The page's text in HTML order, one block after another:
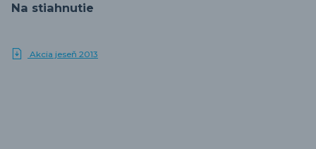
Na stiahnutie
Akcia jeseň 2013